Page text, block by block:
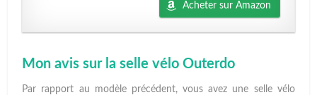
Acheter sur Amazon
Mon avis sur la selle vélo Outerdo
Par rapport au modèle précédent, vous avez une selle vélo